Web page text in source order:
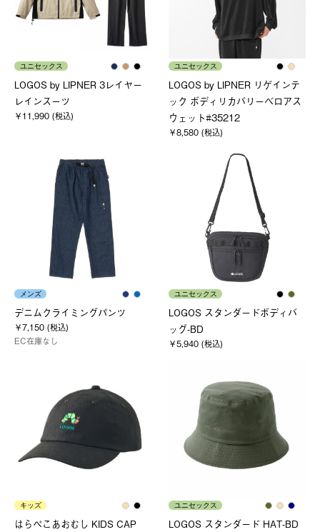
ユニセックス
LOGOS by LIPNER 3レイヤー
レインスーツ
￥11,990 (税込)
ユニセックス
LOGOS by LIPNER リゲインテ
ック ボディリカバリーベロアス
ウェット#35212
￥8,580 (税込)
メンズ
デニムクライミングパンツ
￥7,150 (税込)
EC在庫なし
ユニセックス
LOGOS スタンダードボディバ
ッグ-BD
￥5,940 (税込)
キッズ
はらぺこあおむし KIDS CAP
ユニセックス
LOGOS スタンダード HAT-BD